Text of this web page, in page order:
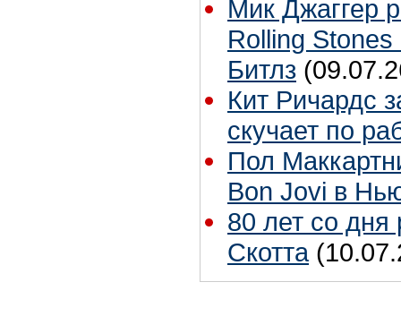
Мик Джаггер
Rolling
Битлз
Кит Ричардс
скучает по
Пол
Bon Jovi в
80 лет со
Скотта